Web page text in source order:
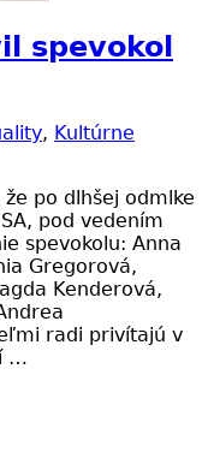
spevokol
, Kultúrne
po dlhšej odmlke
pod vedením
spevokolu: Anna
Gregorová,
Kenderová,
radi privítajú v
…